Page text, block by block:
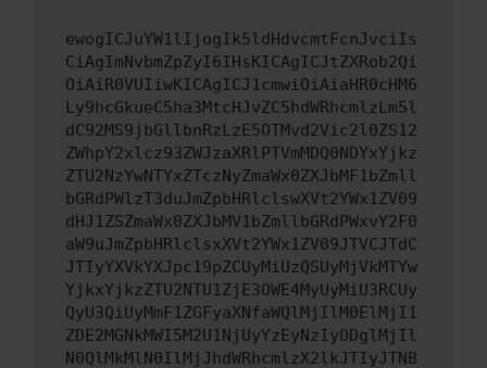
ewogICJuYW1lIjogIk5ldHdvcmtFcnJvciIs
CiAgImNvbmZpZyI6IHsKICAgICJtZXRob2Qi
OiAiR0VUIiwKICAgICJ1cmwiOiAiaHR0cHM6
Ly9hcGkueC5ha3MtcHJvZC5hdWRhcmlzLm5l
dC92MS9jbGllbnRzLzE5OTMvd2Vic2l0ZS12
ZWhpY2xlcz93ZWJzaXRlPTVmMDQ0NDYxYjkz
ZTU2NzYwNTYxZTczNyZmaWx0ZXJbMF1bZmll
bGRdPWlzT3duJmZpbHRlclswXVt2YWx1ZV09
dHJ1ZSZmaWx0ZXJbMV1bZmllbGRdPWxvY2F0
aW9uJmZpbHRlclsxXVt2YWx1ZV09JTVCJTdC
JTIyYXVkYXJpc19pZCUyMiUzQSUyMjVkMTYw
YjkxYjkzZTU2NTU1ZjE3OWE4MyUyMiU3RCUy
QyU3QiUyMmF1ZGFyaXNfaWQlMjIlM0ElMjI1
ZDE2MGNkMWI5M2U1NjUyYzEyNzIyODglMjIl
N0QlMkMlN0IlMjJhdWRhcmlzX2lkJTIyJTNB